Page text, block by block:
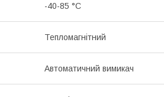
-40-85 °C
Тепломагнітний
Автоматичний вимикач